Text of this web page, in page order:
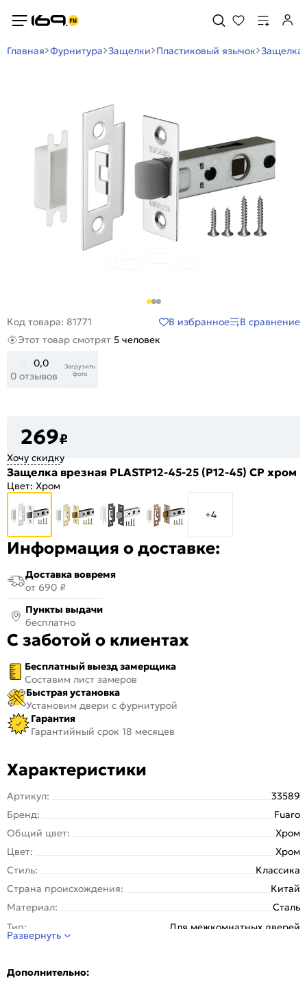
Главная Фурнитура Защелки Пластиковый язычок Защелка
Код товара: 81771 В избранное
В сравнение
Этот товар смотрят 5 человек
0,0
0 отзывов
Загрузить
фото
269₽
Хочу скидку
Защелка врезная PLASTP12-45-25 (P12-45) CP хром
Цвет: Хром
+4
Информация о доставке:
Доставка вовремя
от 690 ₽
Пункты выдачи
бесплатно
С заботой о клиентах
Бесплатный выезд замерщика
Составим лист замеров
Быстрая установка
Установим двери с фурнитурой
Гарантия
Гарантийный срок 18 месяцев
Характеристики
Артикул:
33589
Бренд:
Fuaro
Общий цвет:
Хром
Цвет:
Хром
Стиль:
Классика
Страна происхождения:
Китай
Материал:
Сталь
Тип:
Для межкомнатных дверей
Развернуть
Дополнительно: